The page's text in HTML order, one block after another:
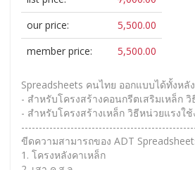
our price:
5,500.00
member price:
5,500.00
Spreadsheets คนไทย ออกแบบได้ทั้งหลัง
- สำหรับโครงสร้างคอนกรีตเสริมเหล็ก
- สำหรับโครงสร้างเหล็ก วิธีหน่วยแรงใช้
ขีดความสามารถของ ADT
1. โครงหลังคาเหล็ก